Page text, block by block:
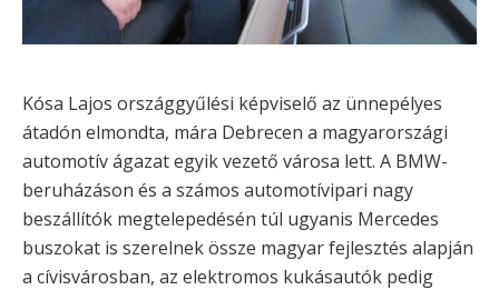
Kósa Lajos országgyűlési képviselő az ünnepélyes
átadón elmondta, mára Debrecen a magyarországi
automotív ágazat egyik vezető városa lett. A BMW-
beruházáson és a számos automotívipari nagy
beszállítók megtelepedésén túl ugyanis Mercedes
buszokat is szerelnek össze magyar fejlesztés alapján
a cívisvárosban, az elektromos kukásautók pedig